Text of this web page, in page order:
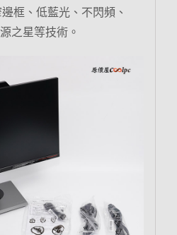
邊框、低藍光、不閃頻、
之星等技術。